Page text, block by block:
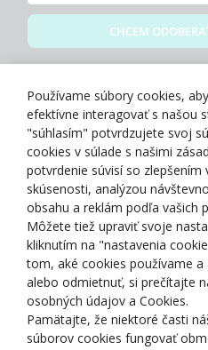
CHCEM
O NÁS
NAKUPOVANIE
ZÁKAZNÍCKA ZÓNA
NAŠE OCENENIA
Používame súbory cookies,
efektívne interagovať s našou
"súhlasím" potvrdzujete svoj
cookies v súlade s našimi
potvrdenie súvisí so zlepšením
skúsenosti, analýzou
obsahu a reklám podľa vašich
Môžete tiež upraviť svoje
kliknutím na "nastavenia
tom, aké cookies používame
alebo odmietnuť, si prečítajte
osobných údajov a Cookies.
Pamätajte, že niektoré časti
súborov cookies fungovať